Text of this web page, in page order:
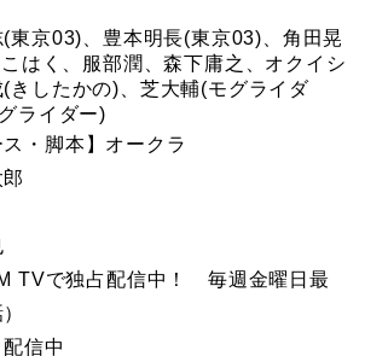
(東京03)、豊本明長(東京03)、角田晃
はく、服部潤、森下庸之、オクイシ
(きしたかの)、芝大輔(モグライダ
ライダー)
ス・脚本】オークラ
TVで独占配信中！ 毎週金曜日最
信中